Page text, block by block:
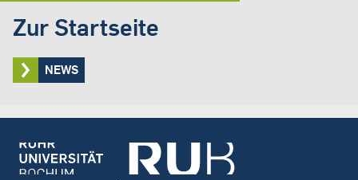
Zur Startseite
NEWS